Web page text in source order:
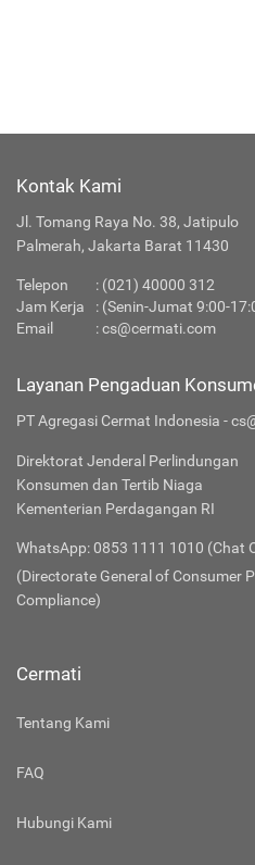
Kontak Kami
Jl. Tomang Raya No. 38, Jatipulo
Palmerah, Jakarta Barat 11430
Telepon : (021) 40000 312
Jam Kerja
: (Senin-Jumat 9:00-
Email
:cs@cermati.com
Layanan Pengaduan
PT Agregasi Cermat Indonesia -
Direktorat Jenderal Perlindungan
Konsumen dan Tertib Niaga
Kementerian Perdagangan RI
WhatsApp: 0853 1111 1010 (Chat
(Directorate General of Consumer
Compliance)
Cermati
Tentang Kami
FAQ
Hubungi Kami